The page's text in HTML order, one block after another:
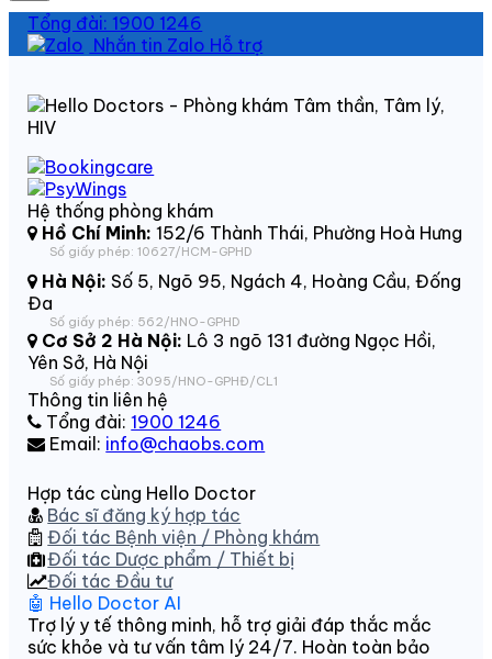
Tổng đài: 1900 1246
Nhắn tin Zalo Hỗ trợ
Hệ thống phòng khám
Hồ Chí Minh: 152/6 Thành Thái, Phường Hoà Hưng
Số giấy phép: 10627/HCM-GPHD
Hà Nội: Số 5, Ngõ 95, Ngách 4, Hoàng Cầu, Đống
Đa
Số giấy phép: 562/HNO-GPHD
Cơ Sở 2 Hà Nội: Lô 3 ngõ 131 đường Ngọc Hồi,
Yên Sở, Hà Nội
Số giấy phép: 3095/HNO-GPHĐ/CL1
Thông tin liên hệ
Tổng đài:1900 1246
Email: info@chaobs.com
Hợp tác cùng Hello Doctor
Bác sĩ đăng ký hợp tác
Đối tác Bệnh viện / Phòng khám
Đối tác Dược phẩm / Thiết bị
Đối tác Đầu tư
🤖 Hello Doctor AI
Trợ lý y tế thông minh, hỗ trợ giải đáp thắc mắc
sức khỏe và tư vấn tâm lý 24/7. Hoàn toàn bảo